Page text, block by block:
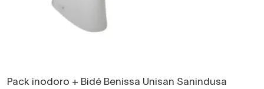
Pack inodoro + Bidé Benissa Unisan Sanindusa